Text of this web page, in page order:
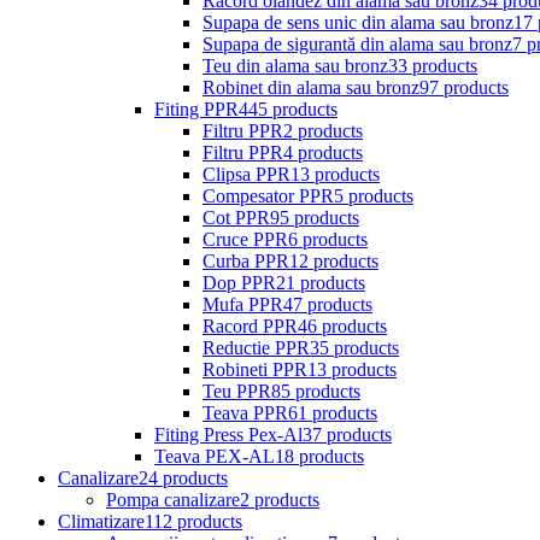
Supapa de sens unic din alama sau bronz17
Supapa de sigurantă din alama sau bronz7
Teu din alama sau bronz33 products
Robinet din alama sau bronz97 products
Fiting PPR445 products
Filtru PPR2 products
Filtru PPR4 products
Clipsa PPR13 products
Compesator PPR5 products
Cot PPR95 products
Cruce PPR6 products
Curba PPR12 products
Dop PPR21 products
Mufa PPR47 products
Racord PPR46 products
Reductie PPR35 products
Robineti PPR13 products
Teu PPR85 products
Teava PPR61 products
Fiting Press Pex-Al37 products
Teava PEX-AL18 products
Canalizare24 products
Pompa canalizare2 products
Climatizare112 products